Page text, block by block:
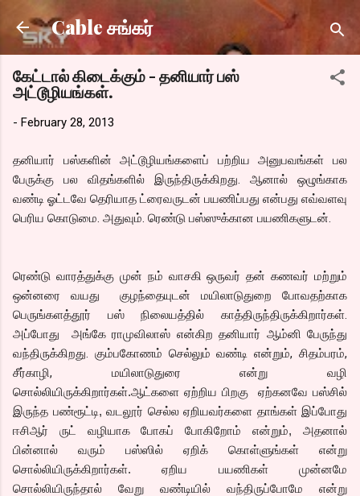
Skip to main content
Cable சங்கர்
கேட்டால் கிடைக்கும் - தனியார் பஸ்
அட்டூழியங்கள்.
- February 28, 2013
தனியார் பஸ்களின் அட்டூழியங்களைப் பற்றிய அனுபவங்கள் பல
பேருக்கு பல விதங்களில் இருந்திருக்கிறது. ஆனால் ஒழுங்காக
வண்டி ஓட்டவே தெரியாத ட்ரைவருடன் பயணிப்பது என்பது எவ்வளவு
பெரிய கொடுமை. அதுவும். ரெண்டு பஸ்ஸுக்கான பயணிகளுடன்.
ரெண்டு வாரத்துக்கு முன் நம் வாசகி ஒருவர் தன் கணவர் மற்றும்
ஒன்னரை வயது குழந்தையுடன் மயிலாடுதுறை போவதற்காக
பெருங்களத்தூர் பஸ் நிலையத்தில் காத்திருந்திருக்கிறார்கள்.
அப்போது அங்கே ராமுவிலாஸ் என்கிற தனியார் ஆம்னி பேருந்து
வந்திருக்கிறது. கும்பகோணம் செல்லும் வண்டி என்றும், சிதம்பரம்,
சீர்காழி, மயிலாடுதுரை என்று வழி
சொல்லியிருக்கிறார்கள்.ஆட்களை ஏற்றிய பிறகு ஏற்கனவே பஸ்சில்
இருந்த பண்ரூட்டி, வடலூர் செல்ல ஏறியவர்களை தாங்கள் இப்போது
ஈசிஆர் ருட் வழியாக போகப் போகிறோம் என்றும், அதனால்
பின்னால் வரும் பஸ்ஸில் ஏறிக் கொள்ளுங்கள் என்று
சொல்லியிருக்கிறார்கள். ஏறிய பயணிகள் முன்னமே
சொல்லியிருந்தால் வேறு வண்டியில் வந்திருப்போமே என்று